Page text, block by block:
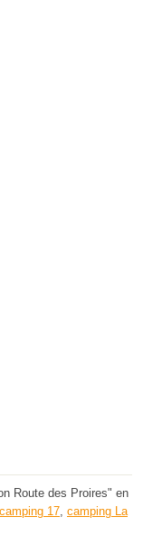
Route des Proires" en
camping 17 camping La